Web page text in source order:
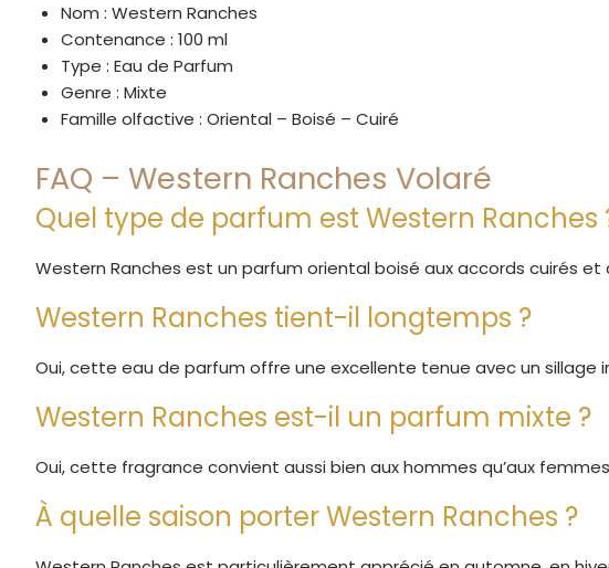
Nom : Western Ranches
Contenance : 100 ml
Type : Eau de Parfum
Genre : Mixte
Famille olfactive : Oriental – Boisé – Cuiré
FAQ – Western Ranches Volaré
Quel type de parfum est Western Ranches
Western Ranches est un parfum oriental boisé aux accords cuirés et
Western Ranches tient-il longtemps ?
Oui, cette eau de parfum offre une excellente tenue avec un sillage
Western Ranches est-il un parfum mixte ?
Oui, cette fragrance convient aussi bien aux hommes qu’aux
À quelle saison porter Western Ranches ?